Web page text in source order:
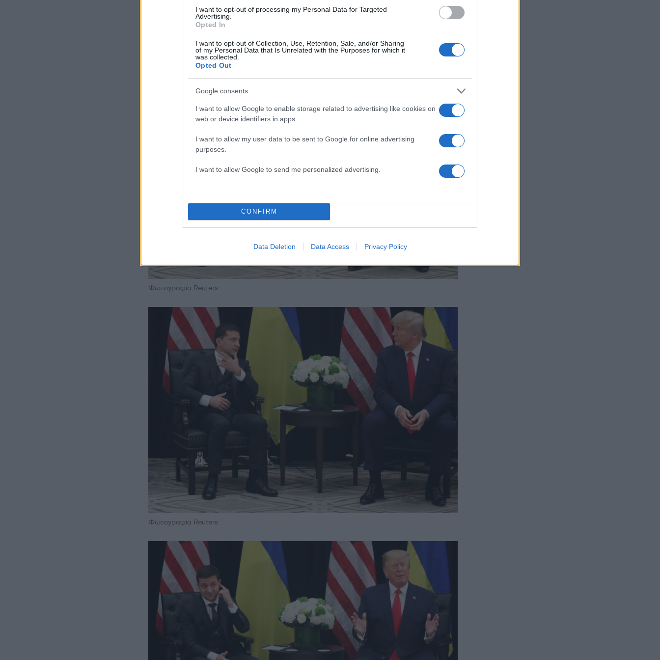
I want to opt-out of processing my Personal Data for Targeted
Advertising.
Opted In
I want to opt-out of Collection, Use, Retention, Sale, and/or Sharing
of my Personal Data that Is Unrelated with the Purposes for which it
was collected.
Opted Out
Google consents
I want to allow Google to enable storage related to advertising like cookies on
web or device identifiers in apps.
I want to allow my user data to be sent to Google for online advertising
purposes.
I want to allow Google to send me personalized advertising.
CONFIRM
Data Deletion Data Access Privacy Policy
Φωτογραφία Reuters
Φωτογραφία Reuters
Φωτογραφία Reuters